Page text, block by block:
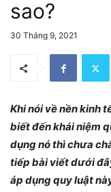
sao?
30 Tháng 9, 2021
Khi nói về nền kinh
biết đến khái niệm
dụng nó thì chưa
tiếp bài viết dưới
áp dụng quy luật